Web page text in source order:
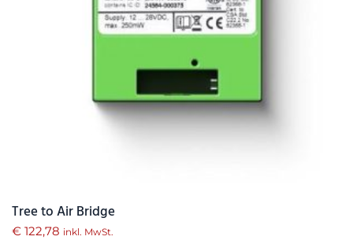
Tree to Air Bridge
€ 122,78 inkl. MwSt.